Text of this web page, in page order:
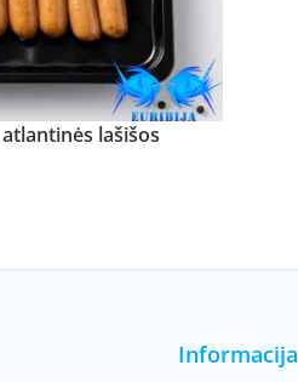
lašišos
Informacija